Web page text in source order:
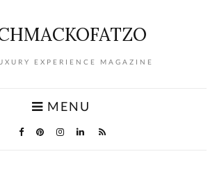
EXPERIENCE MAGAZINE
MENU